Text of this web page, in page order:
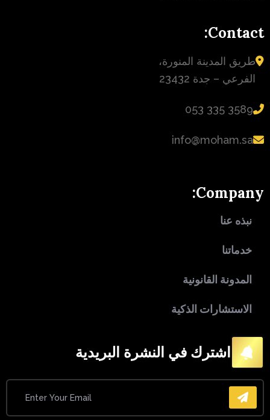
Contact:
طريق المدينة المنورة،
الفرعي – جدة 23432
‪053 335 3589‬
info@moham.sa
Company:
نبذه عنا
خدماتنا
المدونة القانونية
الاستشارات الذكية
اشترك في النشرة البريدية